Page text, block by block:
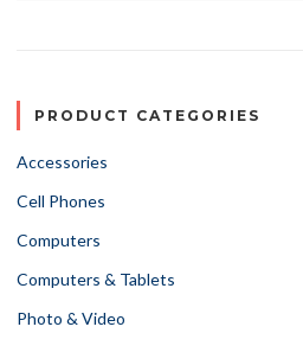
PRODUCT CATEGORIES
Accessories
Cell Phones
Computers
Computers & Tablets
Photo & Video